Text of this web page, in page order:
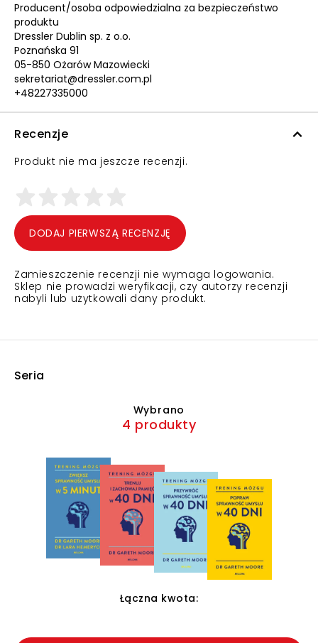
Producent/osoba odpowiedzialna za bezpieczeństwo
produktu
Dressler Dublin sp. z o.o.
Poznańska 91
05-850 Ożarów Mazowiecki
sekretariat@dressler.com.pl
+48227335000
Recenzje
Produkt nie ma jeszcze recenzji.
DODAJ PIERWSZĄ RECENZJĘ
Zamieszczenie recenzji nie wymaga logowania.
Sklep nie prowadzi weryfikacji, czy autorzy recenzji
nabyli lub użytkowali dany produkt.
Seria
Wybrano
4 produkty
Łączna kwota: